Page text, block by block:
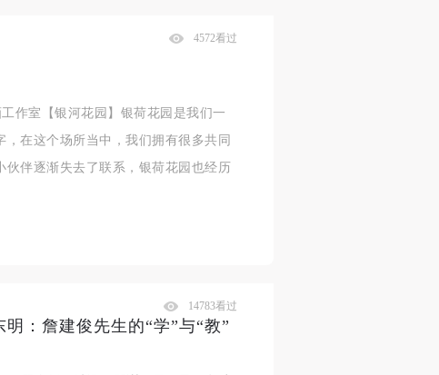
4572看过
作室【银河花园】银荷花园是我们一
在这个场所当中，我们拥有很多共同
伴逐渐失去了联系，银荷花园也经历
：詹建俊先生的“学”与“教”
14783看过